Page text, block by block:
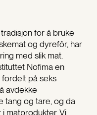
for å bruke
og dyrefôr, har
med slik mat.
Nofima en
på seks
avdekke
tang og tare, og da
matprodukter. Vi